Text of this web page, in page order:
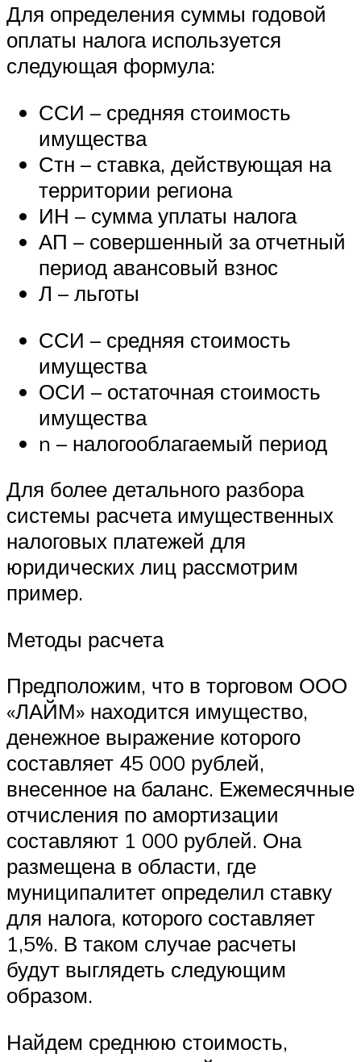
Для определения суммы годовой
оплаты налога используется
следующая формула:
ССИ – средняя стоимость
имущества
Стн – ставка, действующая на
территории региона
ИН – сумма уплаты налога
АП – совершенный за отчетный
период авансовый взнос
Л – льготы
ССИ – средняя стоимость
имущества
ОСИ – остаточная стоимость
имущества
n – налогооблагаемый период
Для более детального разбора
системы расчета имущественных
налоговых платежей для
юридических лиц рассмотрим
пример.
Методы расчета
Предположим, что в торговом ООО
«ЛАЙМ» находится имущество,
денежное выражение которого
составляет 45 000 рублей,
внесенное на баланс. Ежемесячные
отчисления по амортизации
составляют 1 000 рублей. Она
размещена в области, где
муниципалитет определил ставку
для налога, которого составляет
1,5%. В таком случае расчеты
будут выглядеть следующим
образом.
Найдем среднюю стоимость,